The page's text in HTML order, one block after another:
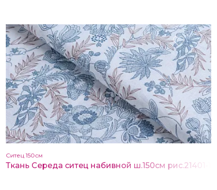
Ситец 150см
Ткань Середа ситец набивной ш.150см рис.21401-1